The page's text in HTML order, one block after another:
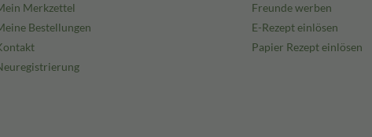
Merkzettel
Bestellungen
Freunde werben
E-Rezept einlösen
Papier Rezept einlösen